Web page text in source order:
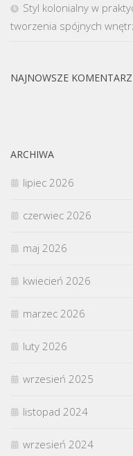
Styl kolonialny w
tworzenia spójnych
NAJNOWSZE
ARCHIWA
lipiec 2026
czerwiec 2026
maj 2026
kwiecień 2026
marzec 2026
luty 2026
wrzesień 2025
listopad 2024
wrzesień 2024